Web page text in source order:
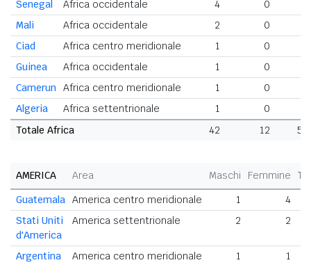
Senegal Africa occidentale 4 0
Mali
Africa occidentale 2 0
Ciad
Africa centro meridionale 1 0
Guinea
Africa occidentale 1 0
Camerun Africa centro meridionale 1 0
Algeria
Africa settentrionale 1 0
Totale Africa
42 12 54
AMERICA Area Maschi Femmine
Guatemala America centro meridionale 1
4
Stati Uniti
d'America
America settentrionale 2 2
Argentina America centro meridionale 1
1